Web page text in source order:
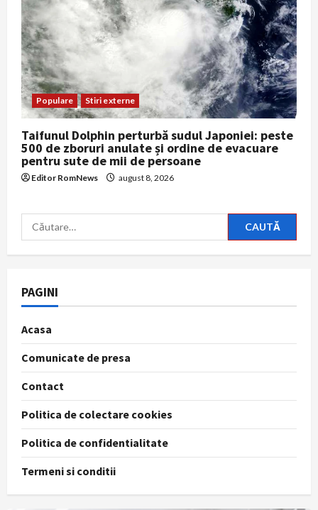
Populare Stiri externe
Taifunul Dolphin perturbă sudul Japoniei: peste
500 de zboruri anulate și ordine de evacuare
pentru sute de mii de persoane
Editor RomNews august 8, 2026
Caută
după:
PAGINI
Acasa
Comunicate de presa
Contact
Politica de colectare cookies
Politica de confidentialitate
Termeni si conditii